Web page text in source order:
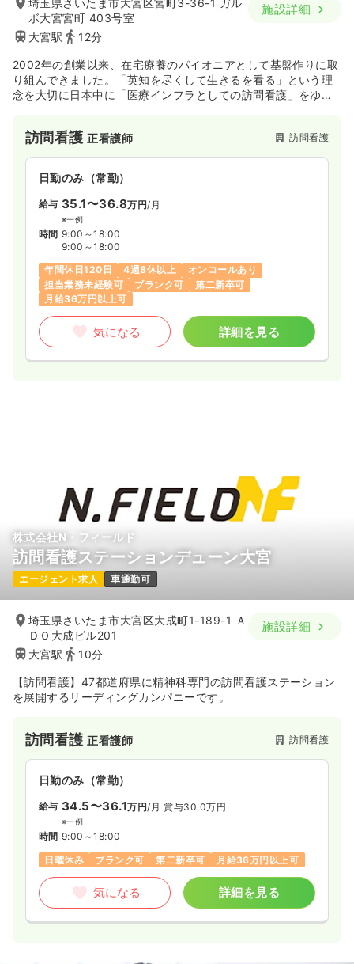
埼玉県さいたま市大宮区宮町3-36-1 ガル
ボ大宮宮町 403号室
大宮駅
12分
施設詳細
2002年の創業以来、在宅療養のパイオニアとして基盤作りに取
り組んできました。「英知を尽くして生きるを看る」という理
念を大切に日本中に「医療インフラとしての訪問看護」をゆき
す。
訪問看護正看護師 訪問看護
日勤のみ（常勤）
給与 35.1〜36.8万円/月
※一例
時間 9:00～18:00
9:00～18:00
年間休日120日
4週8休以上
オンコールあり
担当業務未経験可
ブランク可
第二新卒可
月給36万円以上可
気になる 詳細を見る
株式会社N・フィールド
訪問看護ステーションデューン大宮
エージェント求人 車通勤可
埼玉県さいたま市大宮区大成町1-189-1 Ａ
ＤＯ大成ビル201
大宮駅
10分
施設詳細
【訪問看護】47都道府県に精神科専門の訪問看護ステーション
を展開するリーディングカンパニーです。
訪問看護正看護師 訪問看護
日勤のみ（常勤）
給与 34.5〜36.1万円/月 賞与30.0万円
※一例
時間 9:00～18:00
日曜休み
ブランク可 第二新卒可 月給36万円以上可
気になる 詳細を見る